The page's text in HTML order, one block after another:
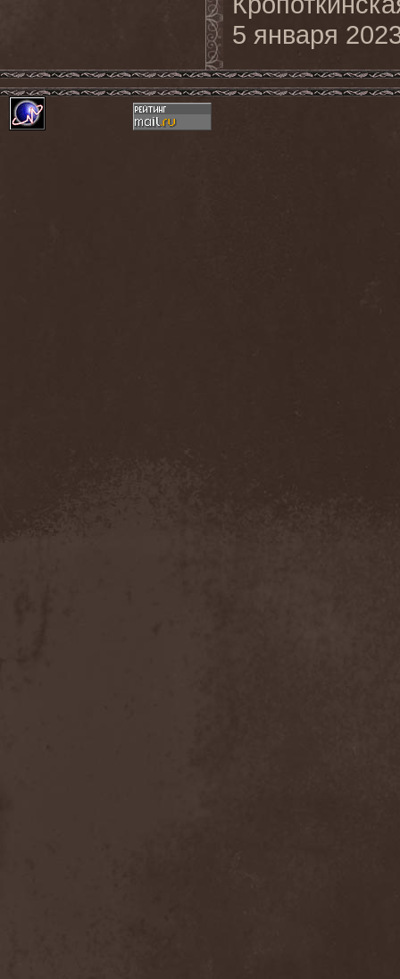
5 января